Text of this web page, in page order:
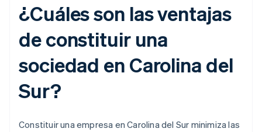
¿Cuáles son las ventajas
de constituir una
sociedad en Carolina del
Sur?
Constituir una empresa en Carolina del Sur minimiza las